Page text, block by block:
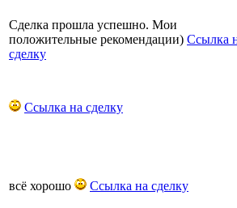
Сделка прошла успешно. Мои
положительные рекомендации) Ссылка
сделку
Ссылка на сделку
всё хорошо Ссылка на сделку